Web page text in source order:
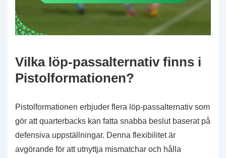
Vilka löp-passalternativ finns i
Pistolformationen?
Pistolformationen erbjuder flera löp-passalternativ som
gör att quarterbacks kan fatta snabba beslut baserat på
defensiva uppställningar. Denna flexibilitet är
avgörande för att utnyttja mismatchar och hålla